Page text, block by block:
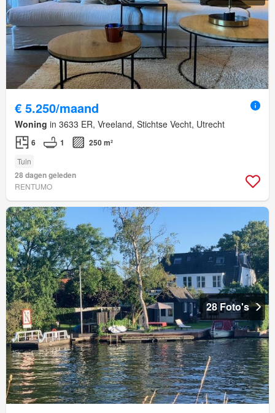
€ 5.250/maand
Woning in 3633 ER, Vreeland, Stichtse Vecht, Utrecht
6 1 250 m²
Tuin
28 dagen geleden
RENTUMO
28 Foto's